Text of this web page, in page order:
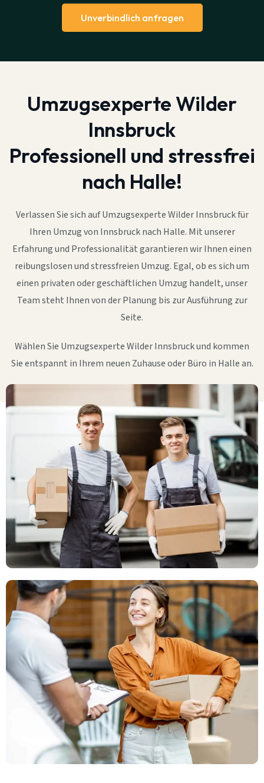
Unverbindlich anfragen
Umzugsexperte Wilder
Innsbruck
Professionell und stressfrei
nach Halle!
Verlassen Sie sich auf Umzugsexperte Wilder Innsbruck für
Ihren Umzug von Innsbruck nach Halle. Mit unserer
Erfahrung und Professionalität garantieren wir Ihnen einen
reibungslosen und stressfreien Umzug. Egal, ob es sich um
einen privaten oder geschäftlichen Umzug handelt, unser
Team steht Ihnen von der Planung bis zur Ausführung zur
Seite.
Wählen Sie Umzugsexperte Wilder Innsbruck und kommen
Sie entspannt in Ihrem neuen Zuhause oder Büro in Halle an.